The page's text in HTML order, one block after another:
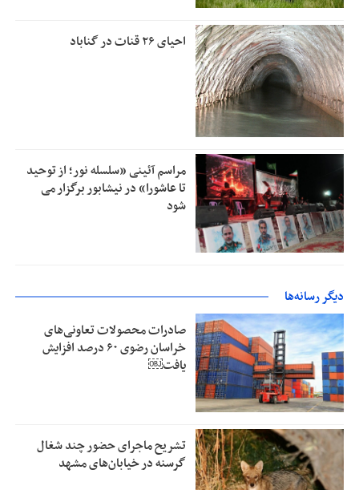
احیای ۲۶ قنات در گناباد
مراسم آئینی «سلسله نور؛ از توحید
تا عاشورا» در نیشابور برگزار می
شود
دیگر رسانه‌ها
صادرات محصولات تعاونی‌های
خراسان رضوی ۶۰ درصد افزایش
یافت￼
تشریح ماجرای حضور چند شغال
گرسنه در خیابان‌های مشهد